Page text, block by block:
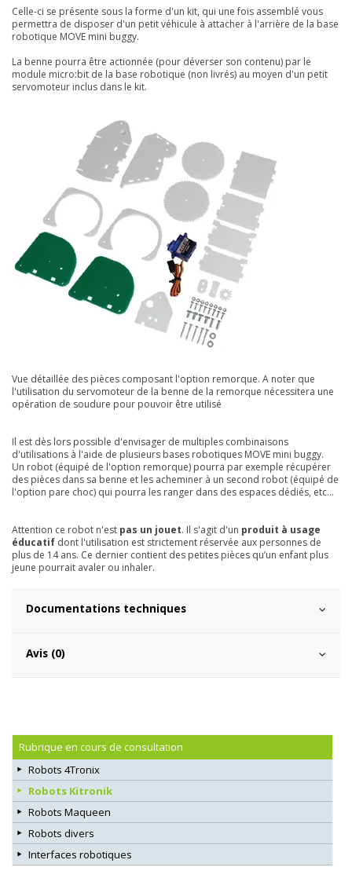
Celle-ci se présente sous la forme d'un kit, qui une fois assemblé vous
permettra de disposer d'un petit véhicule à attacher à l'arrière de la base
robotique MOVE mini buggy.
La benne pourra être actionnée (pour déverser son contenu) par le
module micro:bit de la base robotique (non livrés) au moyen d'un petit
servomoteur inclus dans le kit.
Vue détaillée des pièces composant l'option remorque. A noter que
l'utilisation du servomoteur de la benne de la remorque nécessitera une
opération de soudure pour pouvoir être utilisé
Il est dès lors possible d'envisager de multiples combinaisons
d'utilisations à l'aide de plusieurs bases robotiques MOVE mini buggy.
Un robot (équipé de l'option remorque) pourra par exemple récupérer
des pièces dans sa benne et les acheminer à un second robot (équipé de
l'option pare choc) qui pourra les ranger dans des espaces dédiés, etc...
Attention ce robot n'est pas un jouet. Il s'agit d'un produit à usage
éducatif dont l'utilisation est strictement réservée aux personnes de
plus de 14 ans. Ce dernier contient des petites pièces qu’un enfant plus
jeune pourrait avaler ou inhaler.
Documentations techniques
Avis (0)
Rubrique en cours de consultation
Robots 4Tronix
Robots Kitronik
Robots Maqueen
Robots divers
Interfaces robotiques